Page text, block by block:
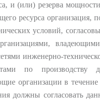
и (или) резерва
ресурса организация,
условий,
владеющими
инженерно-
по производству
организации в
должны согласовать